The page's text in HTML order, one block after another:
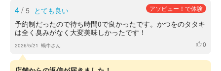
4/ 5 とても良い アソビュー！で体験
予約制だったので待ち時間0で良かったです。かつをのタタキ
は全く臭みがなく大変美味しかったです！
2026/5/21 蝸牛さん いいね
0